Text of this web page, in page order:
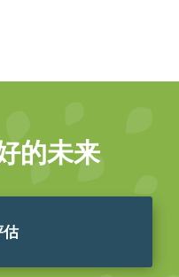
的未来